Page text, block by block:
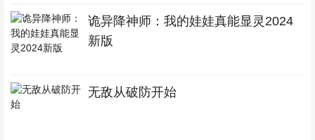
诡异降神师：我的娃娃真能显灵2024
新版
无敌从破防开始